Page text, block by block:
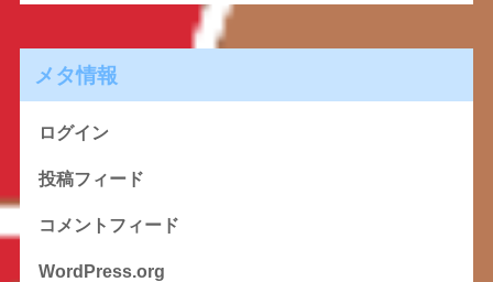
メタ情報
ログイン
投稿フィード
コメントフィード
WordPress.org